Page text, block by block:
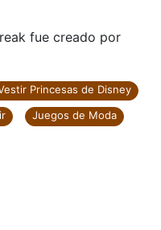
fue creado por
Princesas de Disney
Juegos de Moda